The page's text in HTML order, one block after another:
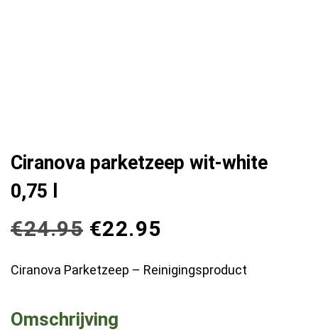
Ciranova parketzeep wit-white
0,75 l
€24.95 €22.95
Ciranova Parketzeep – Reinigingsproduct
Omschrijving